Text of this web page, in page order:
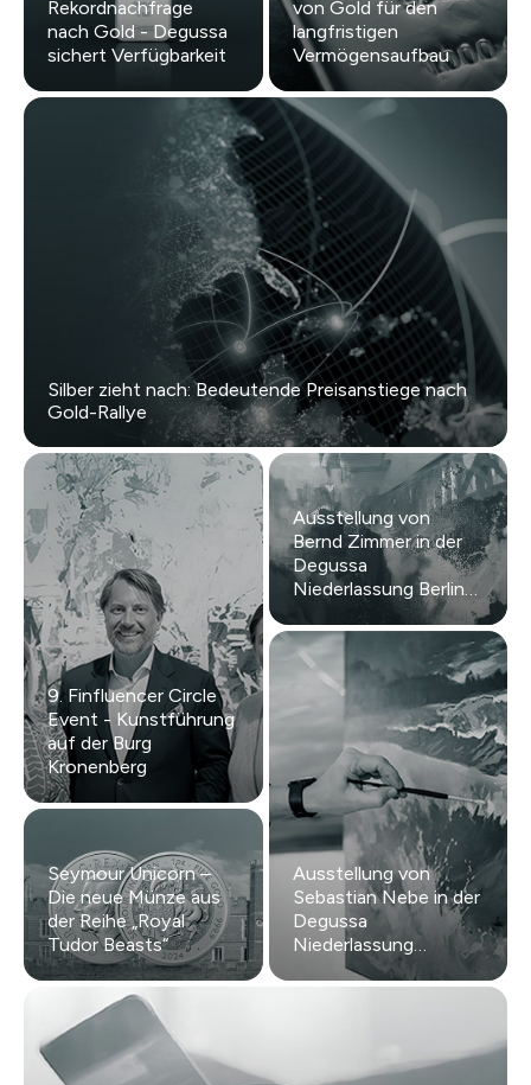
von Gold für den
langfristigen
Vermögensaufbau
Rekordnachfrage
nach Gold - Degussa
sichert Verfügbarkeit
Silber zieht nach: Bedeutende Preisanstiege nach
Gold-Rallye
9. Finfluencer Circle
Event - Kunstführung
auf der Burg
Kronenberg
Ausstellung von
Bernd Zimmer in der
Degussa
Niederlassung Berlin
Gendarmenmarkt
Ausstellung von
Sebastian Nebe in der
Degussa
Niederlassung
Düsseldorf
Seymour Unicorn –
Die neue Münze aus
der Reihe „Royal
Tudor Beasts“